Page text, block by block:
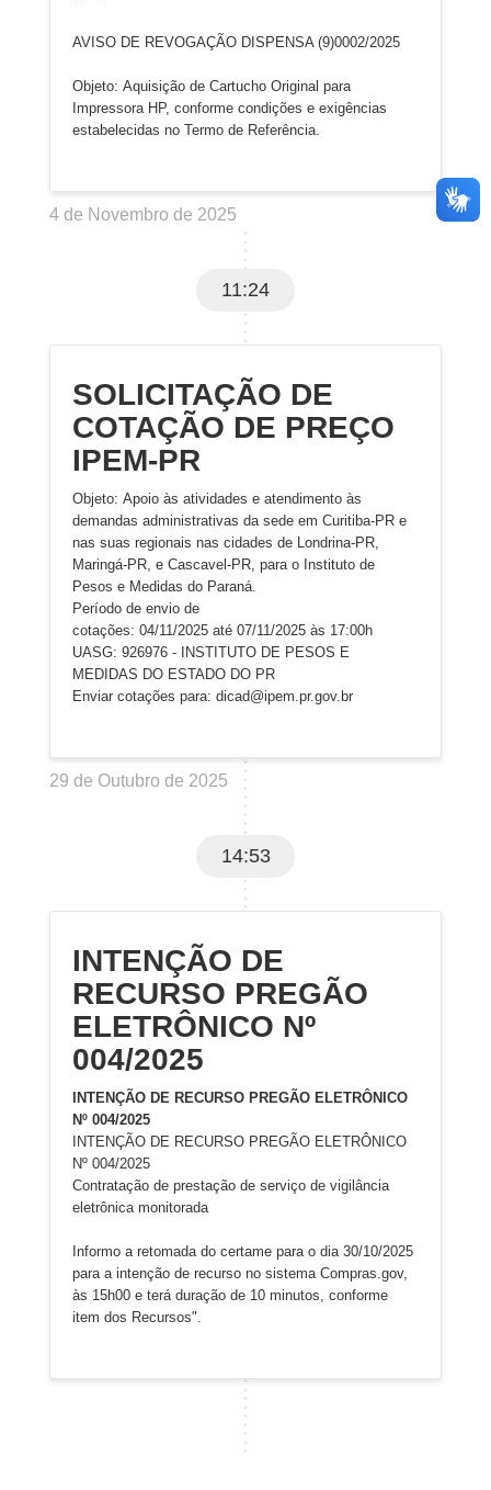
AVISO DE REVOGAÇÃO DISPENSA (9)0002/2025
Objeto: Aquisição de Cartucho Original para
Impressora HP, conforme condições e exigências
estabelecidas no Termo de Referência.
4 de Novembro de 2025
11:24
SOLICITAÇÃO DE
COTAÇÃO DE PREÇO
IPEM-PR
Objeto: Apoio às atividades e atendimento às
demandas administrativas da sede em Curitiba-PR e
nas suas regionais nas cidades de Londrina-PR,
Maringá-PR, e Cascavel-PR, para o Instituto de
Pesos e Medidas do Paraná.
Período de envio de
cotações: 04/11/2025 até 07/11/2025 às 17:00h
UASG: 926976 - INSTITUTO DE PESOS E
MEDIDAS DO ESTADO DO PR
Enviar cotações para: dicad@ipem.pr.gov.br
29 de Outubro de 2025
14:53
INTENÇÃO DE
RECURSO PREGÃO
ELETRÔNICO Nº
004/2025
INTENÇÃO DE RECURSO PREGÃO ELETRÔNICO
Nº 004/2025
INTENÇÃO DE RECURSO PREGÃO ELETRÔNICO
Nº 004/2025
Contratação de prestação de serviço de vigilância
eletrônica monitorada
Informo a retomada do certame para o dia 30/10/2025
para a intenção de recurso no sistema Compras.gov,
às 15h00 e terá duração de 10 minutos, conforme
item dos Recursos".